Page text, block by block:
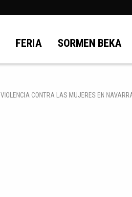
FERIA SORMEN BEKA
CONTRA LAS MUJERES EN